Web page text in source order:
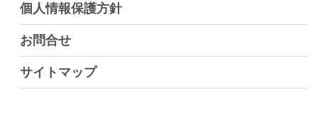
個人情報保護方針
お問合せ
サイトマップ